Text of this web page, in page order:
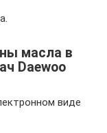
масла в
Daewoo
виде